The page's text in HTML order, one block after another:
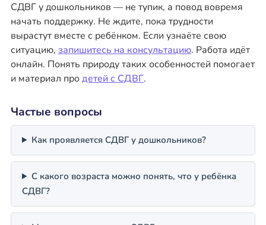
СДВГ у дошкольников — не тупик, а повод вовремя
начать поддержку. Не ждите, пока трудности
вырастут вместе с ребёнком. Если узнаёте свою
ситуацию, запишитесь на консультацию. Работа идёт
онлайн. Понять природу таких особенностей помогает
и материал продетей с СДВГ.
Частые вопросы
Как проявляется СДВГ у дошкольников?
С какого возраста можно понять, что у ребёнка
СДВГ?